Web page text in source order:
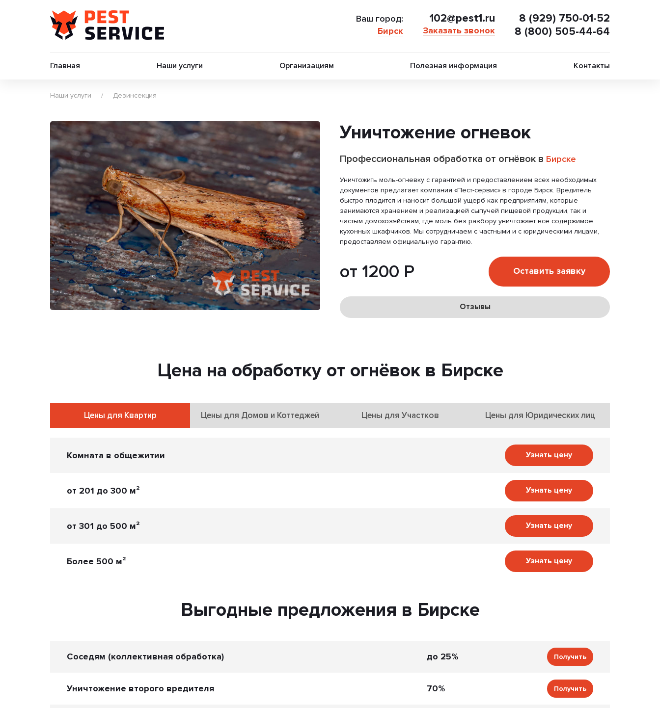
Ваш город:
Бирск
102@pest1.ru
Заказать звонок
8 (929) 750-01-52
8 (800) 505-44-64
Главная Наши услуги Организациям Полезная информация Контакты
Наши услуги Дезинсекция
Уничтожение огневок
Профессиональная обработка от огнёвок в Бирске
Уничтожить моль-огневку с гарантией и предоставлением всех необходимых
документов предлагает компания «Пест-сервис» в городе Бирск. Вредитель
быстро плодится и наносит большой ущерб как предприятиям, которые
занимаются хранением и реализацией сыпучей пищевой продукции, так и
частым домохозяйствам, где моль без разбору уничтожает все содержимое
кухонных шкафчиков. Мы сотрудничаем с частными и с юридическими лицами,
предоставляем официальную гарантию.
от 1200 Р Оставить заявку
Отзывы
Цена на обработку от огнёвок в Бирске
Цены для Квартир Цены для Домов и Коттеджей Цены для Участков Цены для Юридических лиц
Комната в общежитии Узнать цену
от 201 до 300 м² Узнать цену
от 301 до 500 м² Узнать цену
Более 500 м² Узнать цену
Выгодные предложения в Бирске
Соседям (коллективная обработка) до 25% Получить
Уничтожение второго вредителя 70% Получить